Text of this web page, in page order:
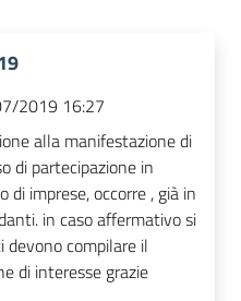
2019 16:27
alla manifestazione di
di partecipazione in
imprese, occorre , già in
in caso affermativo si
compilare il
di interesse grazie